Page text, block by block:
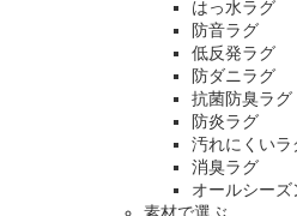
はっ水ラグ
防音ラグ
低反発ラグ
防ダニラグ
抗菌防臭ラグ
防炎ラグ
汚れにくいラ
消臭ラグ
オールシー